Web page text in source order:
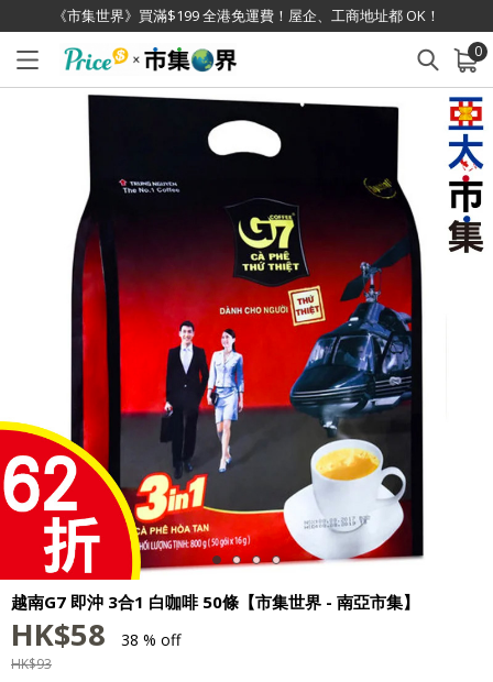
《市集世界》買滿$199 全港免運費！屋企、工商地址都 OK！
0
已加入購物車 查看
越南G7 即沖 3合1 白咖啡 50條【市集世界 - 南亞市集】
HK$58 38 % off
HK$93